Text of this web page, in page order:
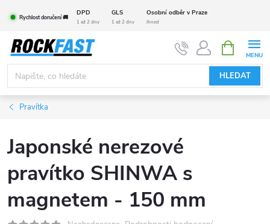
obsah
Rychlost doručení 🚚
DPD GLS Osobní odběr v Praze
1 až 2 dny 1 až 2 dny ihned
HLEDAT
NÁKUPNÍ
KOŠÍK
Pravítka
Japonské nerezové
pravítko SHINWA s
magnetem - 150 mm